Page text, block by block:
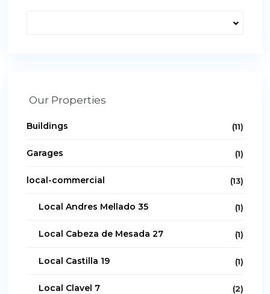
Our Properties
Buildings (11)
Garages (1)
local-commercial (13)
Local Andres Mellado 35 (1)
Local Cabeza de Mesada 27 (1)
Local Castilla 19 (1)
Local Clavel 7 (2)